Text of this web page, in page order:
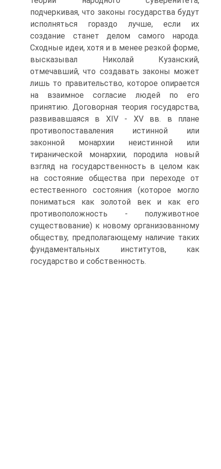
подчеркивая, что законы государства будут
исполняться гораздо лучше, если их
создание станет делом самого народа.
Сходные идеи, хотя и в менее резкой форме,
высказывал Николай Кузанский,
отмечавший, что создавать законы может
лишь то правительство, которое опирается
на взаимное согласие людей по его
принятию. Договорная теория государства,
развивавшаяся в XIV - XV вв. в плане
противопоставаления истинной или
законной монархии неистинной или
тиранической монархии, породила новый
взгляд на государственность в целом как
на состояние общества при переходе от
естественного состояния (которое могло
пониматься как золотой век и как его
противоположность - полуживотное
существование) к новому организованному
обществу, предполагающему наличие таких
фундаментальных институтов, как
государство и собственность.